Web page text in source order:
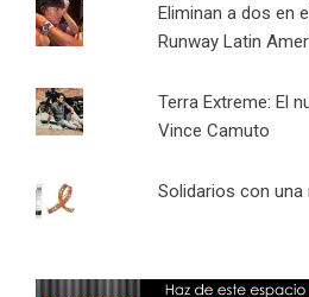
Eliminan a dos en
Runway Latin
Terra Extreme: El
Vince Camuto
Solidarios con una